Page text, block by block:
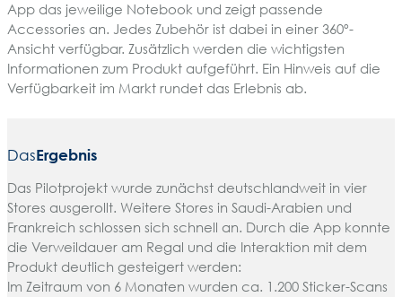
App das jeweilige Notebook und zeigt passende
Accessories an. Jedes Zubehör ist dabei in einer 360º-
Ansicht verfügbar. Zusätzlich werden die wichtigsten
Informationen zum Produkt aufgeführt. Ein Hinweis auf die
Verfügbarkeit im Markt rundet das Erlebnis ab.
DasErgebnis
Das Pilotprojekt wurde zunächst deutschlandweit in vier
Stores ausgerollt. Weitere Stores in Saudi-Arabien und
Frankreich schlossen sich schnell an. Durch die App konnte
die Verweildauer am Regal und die Interaktion mit dem
Produkt deutlich gesteigert werden:
Im Zeitraum von 6 Monaten wurden ca. 1.200 Sticker-Scans